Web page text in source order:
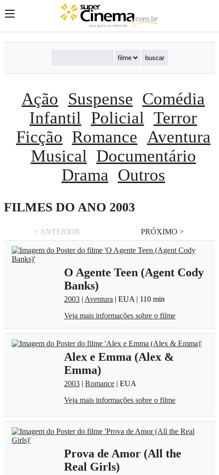
Ação Suspense Comédia
Infantil
Policial Terror
Ficção Romance Aventura
Musical
Documentário
Drama Outros
FILMES DO ANO 2003
< ANTERIOR PRÓXIMO >
O Agente Teen (Agent Cody
Banks)
2003 | Aventura | EUA | 110 min
Veja mais informações sobre o filme
Alex e Emma (Alex &
Emma)
2003 |Romance | EUA
Veja mais informações sobre o filme
Prova de Amor (All the
Real Girls)